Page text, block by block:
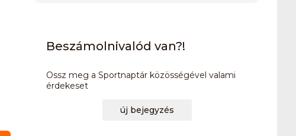
Beszámolnivalód van?!
Ossz meg a Sportnaptár közösségével valami
érdekeset
új bejegyzés